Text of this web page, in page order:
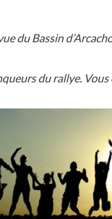
du Bassin
du rallye.